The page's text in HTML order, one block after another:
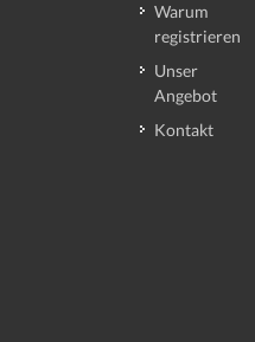
Warum
registrieren
Unser
Angebot
Kontakt